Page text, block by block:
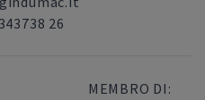
26
MEMBRO DI: